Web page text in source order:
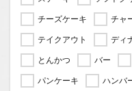
チーズケーキ
チャ
テイクアウト
ディ
とんかつ
バー
パンケーキ
ハンバ